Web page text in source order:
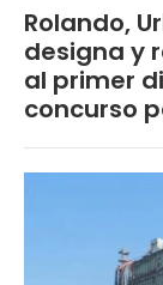
Rolando,
designa y
al primer
concurso